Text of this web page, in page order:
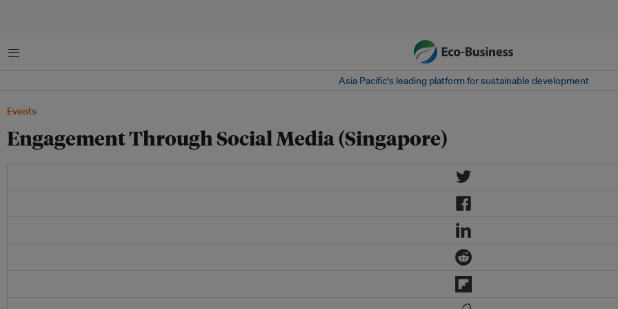
菜单
Asia Pacific‘s leading platform for sustainable development
Events
Engagement Through Social Media (Singapore)